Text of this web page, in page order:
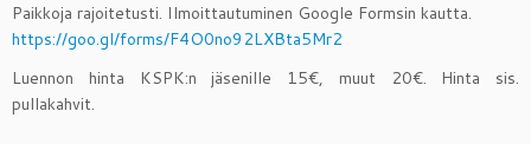
Paikkoja rajoitetusti. Ilmoittautuminen Google Formsin kautta.
https://goo.gl/forms/F4O0no92LXBta5Mr2
Luennon hinta KSPK:n jäsenille 15€, muut 20€. Hinta sis.
pullakahvit.